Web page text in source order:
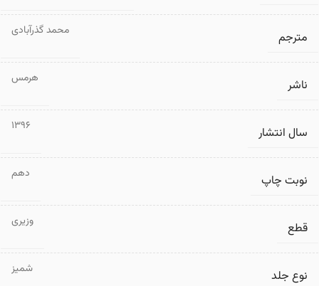
مترجم محمد گذرآبادی
ناشر هرمس
سال انتشار 1396
نوبت چاپ دهم
قطع وزیری
نوع جلد شمیز